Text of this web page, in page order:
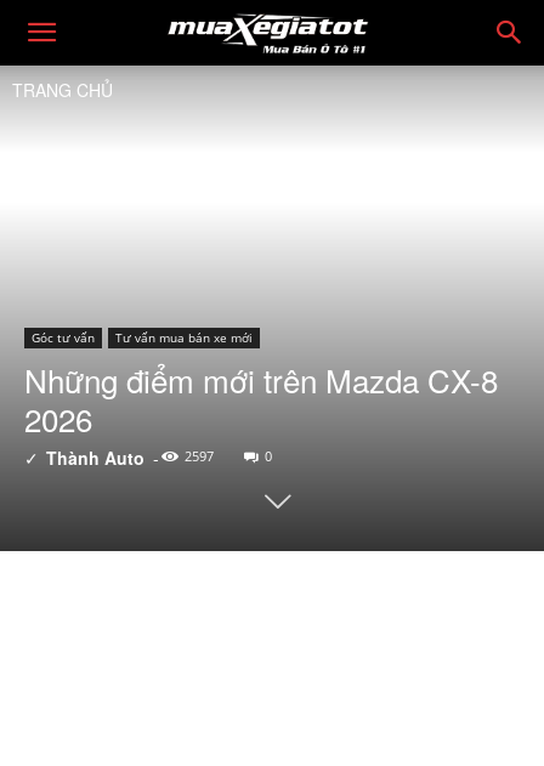
TRANG CHỦ
Góc tư vấn Tư vấn mua bán xe mới
Những điểm mới trên Mazda CX-8
2026
✓ Thành Auto - 2597 0